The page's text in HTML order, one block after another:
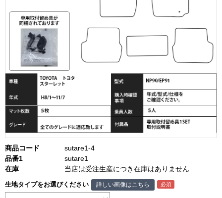
商品コード
sutare1-4
品番1
sutare1
在庫
当店は受注生産につき在庫はありません
生地タイプをお選びください 詳しい画像はこちら